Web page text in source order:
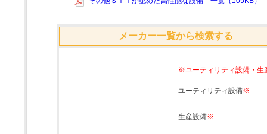
メーカー一覧から検索する
※ユーティリティ設備・生
ユーティリティ設備※
生産設備※